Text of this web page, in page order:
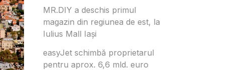
MR.DIY a deschis primul
magazin din regiunea de est, la
Iulius Mall Iași
easyJet schimbă proprietarul
pentru aprox. 6,6 mld. euro